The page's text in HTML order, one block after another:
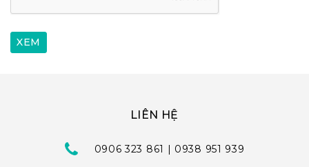
LIÊN HỆ
0906 323 861 | 0938 951 939